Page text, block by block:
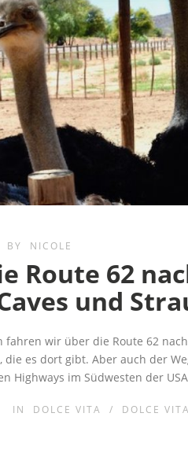
BY NICOLE
Route 62
und
fahren wir über die Route 62
die es dort gibt. Aber auch der
Highways im Südwesten der
IN DOLCE VITA / DOLCE